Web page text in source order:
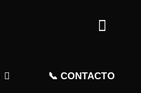
📞 CONTACTO